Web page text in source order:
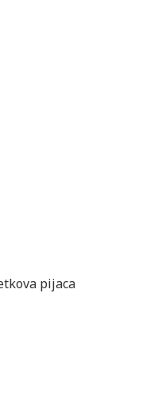
pijaca